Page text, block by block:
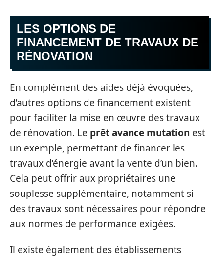
LES OPTIONS DE
FINANCEMENT DE TRAVAUX DE
RÉNOVATION
En complément des aides déjà évoquées,
d’autres options de financement existent
pour faciliter la mise en œuvre des travaux
de rénovation. Le prêt avance mutation est
un exemple, permettant de financer les
travaux d’énergie avant la vente d’un bien.
Cela peut offrir aux propriétaires une
souplesse supplémentaire, notamment si
des travaux sont nécessaires pour répondre
aux normes de performance exigées.
Il existe également des établissements